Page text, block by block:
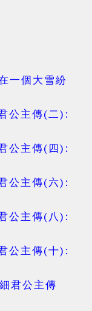
一個大雪紛
公主傳(二):
公主傳(四):
公主傳(六):
公主傳(八):
公主傳(十):
細君公主傳